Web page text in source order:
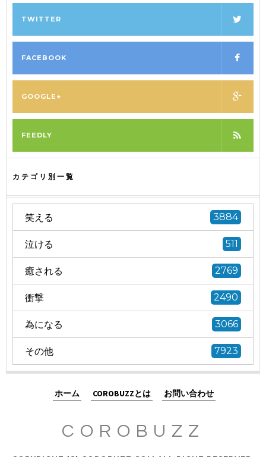
TWITTER
FACEBOOK
GOOGLE+
FEEDLY
カテゴリ別一覧
笑える 3884
泣ける 511
癒される 2769
衝撃 2490
為になる 3066
その他 7923
ホーム COROBUZZとは お問い合わせ
COROBUZZ